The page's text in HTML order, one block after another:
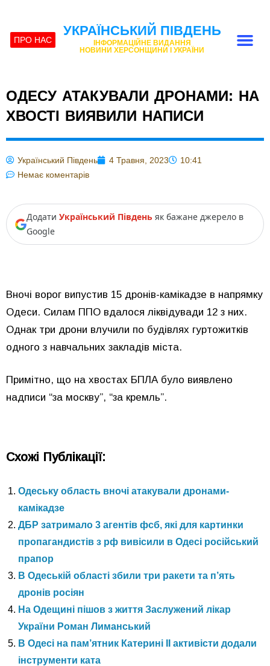
ПРО НАС
УКРАЇНСЬКИЙ ПІВДЕНЬ
ІНФОРМАЦІЙНЕ ВИДАННЯ
НОВИНИ ХЕРСОНЩИНИ І УКРАЇНИ
ОДЕСУ АТАКУВАЛИ ДРОНАМИ: НА
ХВОСТІ ВИЯВИЛИ НАПИСИ
Український Південь 4 Травня, 2023
10:41
Немає коментарів
Додати Український Південь як бажане джерело в
Google
Вночі ворог випустив 15 дронів-камікадзе в напрямку
Одеси. Силам ППО вдалося ліквідувади 12 з них.
Однак три дрони влучили по будівлях гуртожитків
одного з навчальних закладів міста.
Примітно, що на хвостах БПЛА було виявлено
надписи “за москву”, “за кремль”.
Схожі Публікації:
Одеську область вночі атакували дронами-
камікадзе
ДБР затримало 3 агентів фсб, які для картинки
пропагандистів з рф вивісили в Одесі російський
прапор
В Одеській області збили три ракети та п’ять
дронів росіян
На Одещині пішов з життя Заслужений лікар
України Роман Лиманський
В Одесі на пам’ятник Катерині ІІ активісти додали
інструменти ката